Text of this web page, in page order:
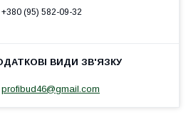
+380 (95) 582-09-32
profibud46@gmail.com